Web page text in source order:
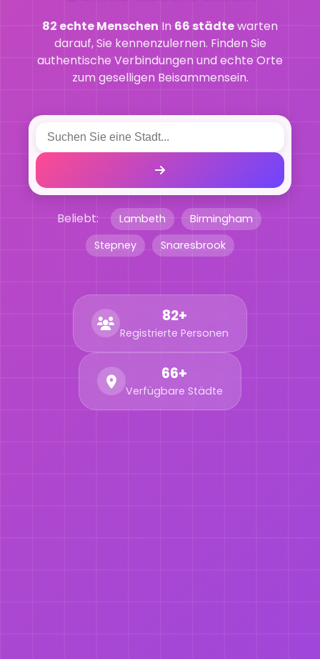
82 echte Menschen In 66 städtewarten
darauf, Sie kennenzulernen. Finden Sie
authentische Verbindungen und echte Orte
zum geselligen Beisammensein.
Beliebt: Lambeth
Birmingham
Stepney
Snaresbrook
82+
Registrierte Personen
66+
Verfügbare Städte